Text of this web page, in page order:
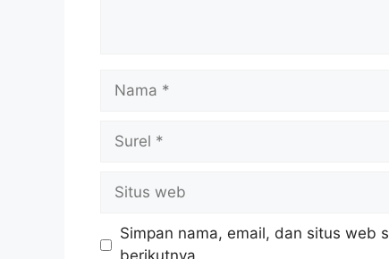
Nama
Surel
Situs
web
Simpan nama, email, dan situs web